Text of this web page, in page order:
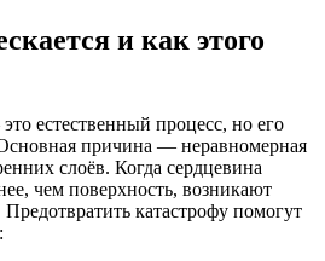
и как этого
естественный процесс, но его
причина — неравномерная
слоёв. Когда сердцевина
чем поверхность, возникают
катастрофу помогут